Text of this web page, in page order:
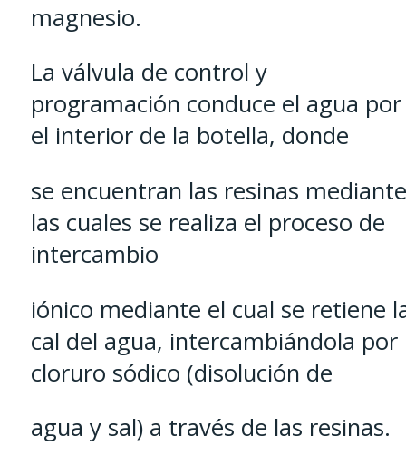
magnesio.
La válvula de control y
programación conduce el agua por
el interior de la botella, donde
se encuentran las resinas mediante
las cuales se realiza el proceso de
intercambio
iónico mediante el cual se retiene
cal del agua, intercambiándola por
cloruro sódico (disolución de
agua y sal) a través de las resinas.